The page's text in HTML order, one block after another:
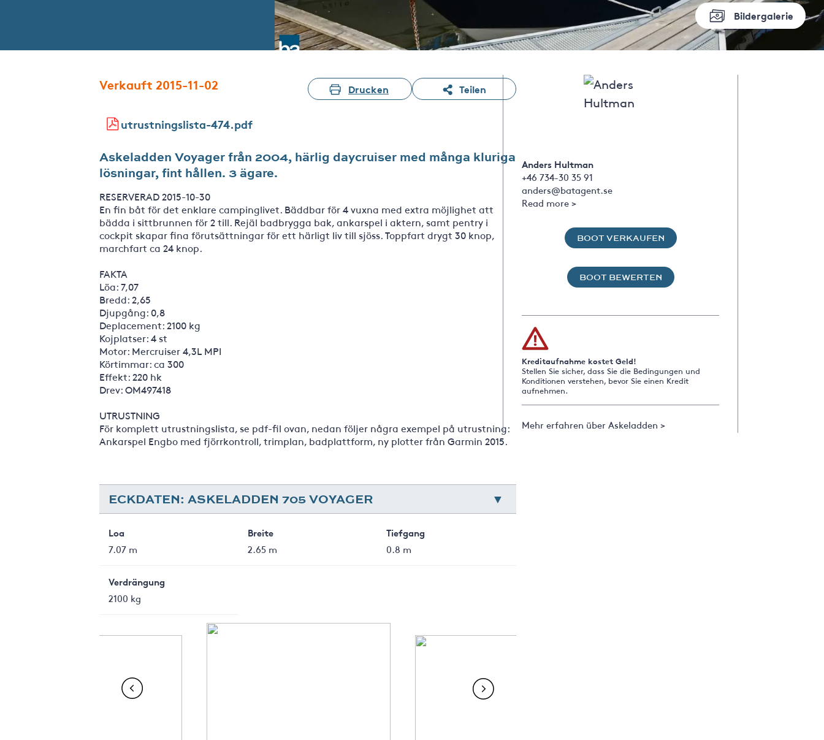
Bildergalerie
Verkauft 2015-11-02 Drucken Teilen
utrustningslista-474.pdf
Askeladden Voyager från 2004, härlig daycruiser med många kluriga
lösningar, fint hållen. 3 ägare.
RESERVERAD 2015-10-30
En fin båt för det enklare campinglivet. Bäddbar för 4 vuxna med extra möjlighet att
bädda i sittbrunnen för 2 till. Rejäl badbrygga bak, ankarspel i aktern, samt pentry i
cockpit skapar fina förutsättningar för ett härligt liv till sjöss. Toppfart drygt 30 knop,
marchfart ca 24 knop.
FAKTA
Löa: 7,07
Bredd: 2,65
Djupgång: 0,8
Deplacement: 2100 kg
Kojplatser: 4 st
Motor: Mercruiser 4,3L MPI
Körtimmar: ca 300
Effekt: 220 hk
Drev: OM497418
UTRUSTNING
För komplett utrustningslista, se pdf-fil ovan, nedan följer några exempel på utrustning:
Ankarspel Engbo med fjörrkontroll, trimplan, badplattform, ny plotter från Garmin 2015.
ECKDATEN: ASKELADDEN 705 VOYAGER
Loa
7.07 m
Breite
2.65 m
Tiefgang
0.8 m
Verdrängung
2100 kg
Anders Hultman
+46 734-30 35 91
anders@batagent.se
Read more >
BOOT VERKAUFEN
BOOT BEWERTEN
Kreditaufnahme kostet Geld!
Stellen Sie sicher, dass Sie die Bedingungen und
Konditionen verstehen, bevor Sie einen Kredit
aufnehmen.
Mehr erfahren über Askeladden >